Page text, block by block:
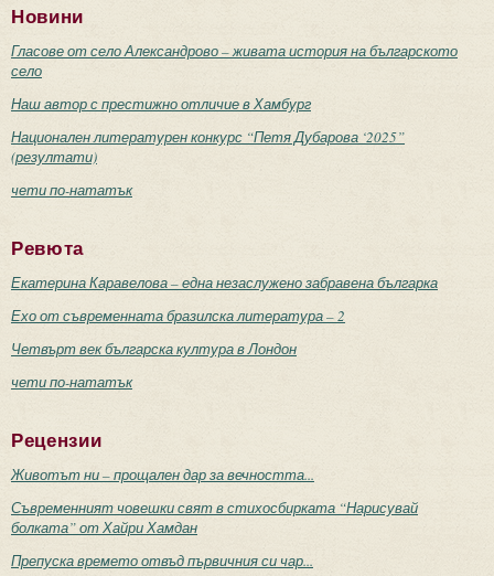
Новини
Гласове от село Александрово – живата история на българското
село
Наш автор с престижно отличие в Хамбург
Национален литературен конкурс “Петя Дубарова ‘2025”
(резултати)
чети по-нататък
Ревюта
Екатерина Каравелова – една незаслужено забравена българка
Ехо от съвременната бразилска литература – 2
Четвърт век българска култура в Лондон
чети по-нататък
Рецензии
Животът ни – прощален дар за вечността...
Съвременният човешки свят в стихосбирката “Нарисувай
болката” от Хайри Хамдан
Препуска времето отвъд първичния си чар...